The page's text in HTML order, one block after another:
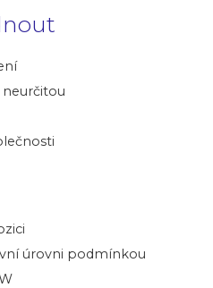
úrovni podmínkou